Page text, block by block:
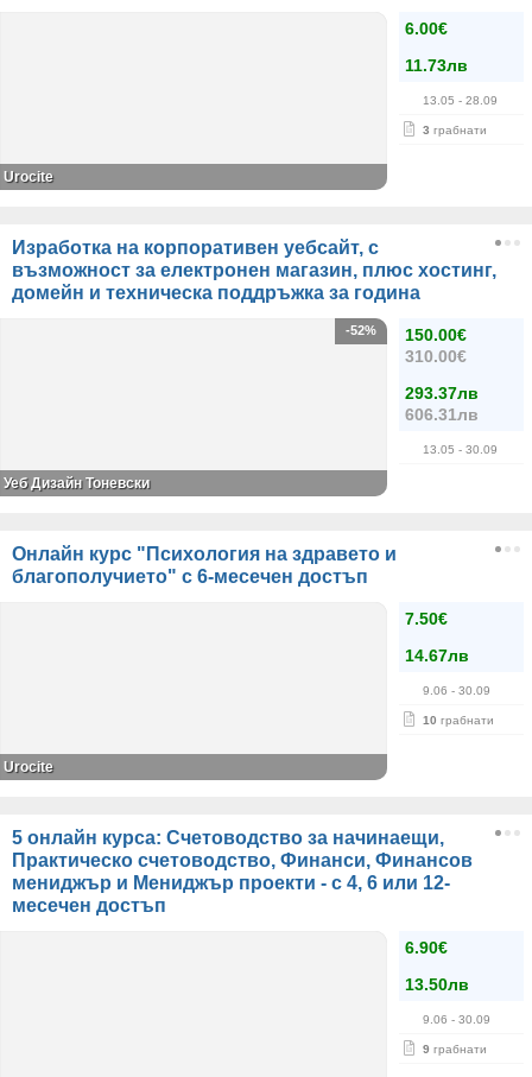
6.00€
11.73лв
13.05 - 28.09
3 грабнати
Urocite
Изработка на корпоративен уебсайт, с
възможност за електронен магазин, плюс хостинг,
домейн и техническа поддръжка за година
150.00€
310.00€
293.37лв
606.31лв
13.05 - 30.09
-52%
Уеб Дизайн Тоневски
Онлайн курс "Психология на здравето и
благополучието" с 6-месечен достъп
7.50€
14.67лв
9.06 - 30.09
10 грабнати
Urocite
5 онлайн курса: Счетоводство за начинаещи,
Практическо счетоводство, Финанси, Финансов
мениджър и Мениджър проекти - с 4, 6 или 12-
месечен достъп
6.90€
13.50лв
9.06 - 30.09
9 грабнати